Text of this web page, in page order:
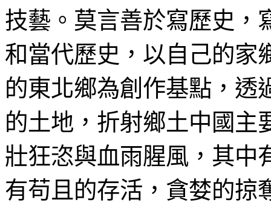
技藝。莫言善於寫歷史，
和當代歷史，以自己的
的東北鄉為創作基點，透
的土地，折射鄉土中國主
壯狂恣與血雨腥風，其中
有苟且的存活，貪婪的掠